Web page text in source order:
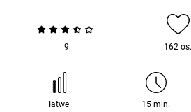
9 162 os.
łatwe 15 min.